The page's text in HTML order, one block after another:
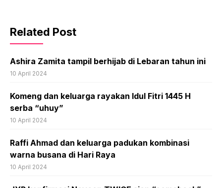
Related Post
Ashira Zamita tampil berhijab di Lebaran tahun ini
10 April 2024
Komeng dan keluarga rayakan Idul Fitri 1445 H
serba “uhuy”
10 April 2024
Raffi Ahmad dan keluarga padukan kombinasi
warna busana di Hari Raya
10 April 2024